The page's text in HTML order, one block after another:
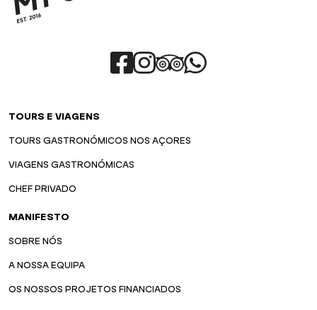
TOURS E VIAGENS
TOURS GASTRONÓMICOS NOS AÇORES
VIAGENS GASTRONÓMICAS
CHEF PRIVADO
MANIFESTO
SOBRE NÓS
A NOSSA EQUIPA
OS NOSSOS PROJETOS FINANCIADOS